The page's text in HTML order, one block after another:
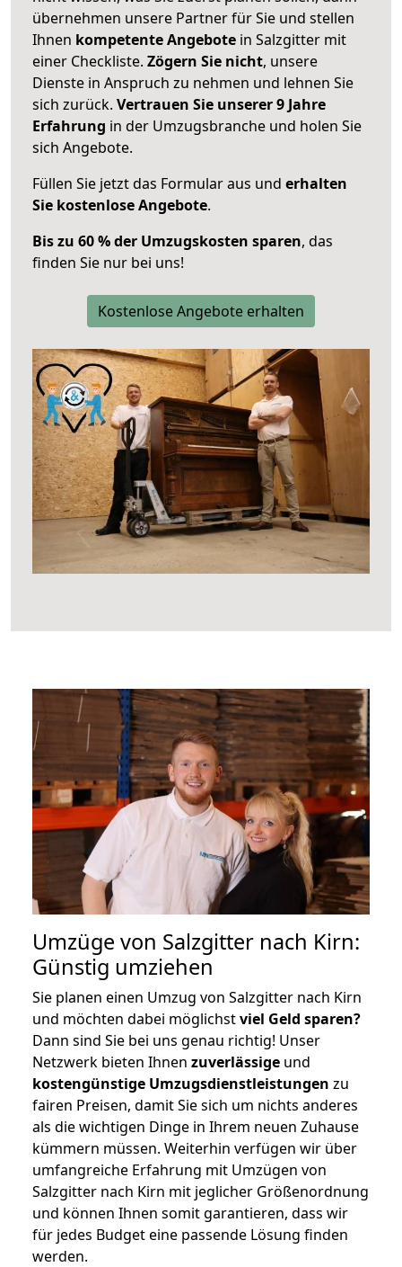
übernehmen unsere Partner für Sie und stellen
Ihnen kompetente Angebote in Salzgitter mit
einer Checkliste. Zögern Sie nicht, unsere
Dienste in Anspruch zu nehmen und lehnen Sie
sich zurück. Vertrauen Sie unserer 9 Jahre
Erfahrung in der Umzugsbranche und holen Sie
sich Angebote.
Füllen Sie jetzt das Formular aus und erhalten
Sie kostenlose Angebote.
Bis zu 60 % der Umzugskosten sparen, das
finden Sie nur bei uns!
Kostenlose Angebote erhalten
Umzüge von Salzgitter nach Kirn:
Günstig umziehen
Sie planen einen Umzug von Salzgitter nach Kirn
und möchten dabei möglichstviel Geld sparen?
Dann sind Sie bei uns genau richtig! Unser
Netzwerk bieten Ihnen zuverlässige und
kostengünstige Umzugsdienstleistungen zu
fairen Preisen, damit Sie sich um nichts anderes
als die wichtigen Dinge in Ihrem neuen Zuhause
kümmern müssen. Weiterhin verfügen wir über
umfangreiche Erfahrung mit Umzügen von
Salzgitter nach Kirn mit jeglicher Größenordnung
und können Ihnen somit garantieren, dass wir
für jedes Budget eine passende Lösung finden
werden.